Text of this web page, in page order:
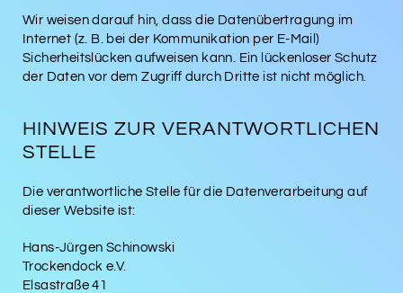
Wir weisen darauf hin, dass die Datenübertragung im
Internet (z. B. bei der Kommunikation per E-Mail)
Sicherheitslücken aufweisen kann. Ein lückenloser Schutz
der Daten vor dem Zugriff durch Dritte ist nicht möglich.
HINWEIS ZUR VERANTWORTLICHEN
STELLE
Die verantwortliche Stelle für die Datenverarbeitung auf
dieser Website ist:
Hans-Jürgen Schinowski
Trockendock e.V.
Elsastraße 41